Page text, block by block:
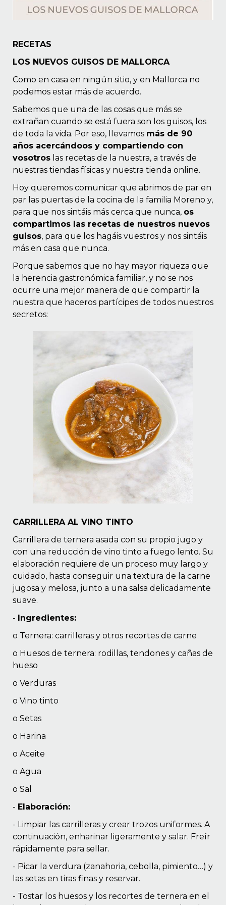
RECETAS
LOS NUEVOS GUISOS DE MALLORCA
Como en casa en ningún sitio, y en Mallorca no
podemos estar más de acuerdo.
Sabemos que una de las cosas que más se
extrañan cuando se está fuera son los guisos, los
de toda la vida. Por eso, llevamos más de 90
años acercándoos y compartiendo con
vosotros las recetas de la nuestra, a través de
nuestras tiendas físicas y nuestra tienda online.
Hoy queremos comunicar que abrimos de par en
par las puertas de la cocina de la familia Moreno y,
para que nos sintáis más cerca que nunca, os
compartimos las recetas de nuestros nuevos
guisos, para que los hagáis vuestros y nos sintáis
más en casa que nunca.
Porque sabemos que no hay mayor riqueza que
la herencia gastronómica familiar, y no se nos
ocurre una mejor manera de que compartir la
nuestra que haceros partícipes de todos nuestros
secretos:
CARRILLERA AL VINO TINTO
Carrillera de ternera asada con su propio jugo y
con una reducción de vino tinto a fuego lento. Su
elaboración requiere de un proceso muy largo y
cuidado, hasta conseguir una textura de la carne
jugosa y melosa, junto a una salsa delicadamente
suave.
- Ingredientes:
o Ternera: carrilleras y otros recortes de carne
o Huesos de ternera: rodillas, tendones y cañas de
hueso
o Verduras
o Vino tinto
o Setas
o Harina
o Aceite
o Agua
o Sal
- Elaboración:
- Limpiar las carrilleras y crear trozos uniformes. A
continuación, enharinar ligeramente y salar. Freír
rápidamente para sellar.
- Picar la verdura (zanahoria, cebolla, pimiento…) y
las setas en tiras finas y reservar.
- Tostar los huesos y los recortes de ternera en el